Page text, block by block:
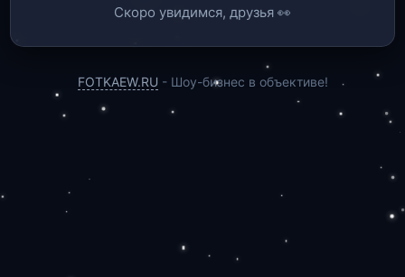
Скоро увидимся, друзья 👀
FOTKAEW.RU - Шоу-бизнес в объективе!